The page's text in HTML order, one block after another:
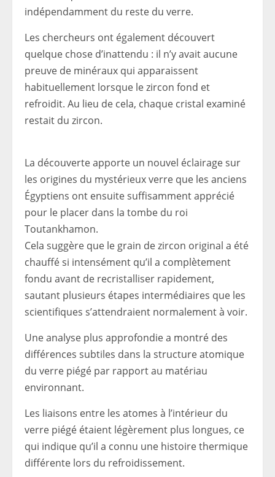
indépendamment du reste du verre.
Les chercheurs ont également découvert
quelque chose d’inattendu : il n’y avait aucune
preuve de minéraux qui apparaissent
habituellement lorsque le zircon fond et
refroidit. Au lieu de cela, chaque cristal examiné
restait du zircon.
La découverte apporte un nouvel éclairage sur
les origines du mystérieux verre que les anciens
Égyptiens ont ensuite suffisamment apprécié
pour le placer dans la tombe du roi
Toutankhamon.
Cela suggère que le grain de zircon original a été
chauffé si intensément qu’il a complètement
fondu avant de recristalliser rapidement,
sautant plusieurs étapes intermédiaires que les
scientifiques s’attendraient normalement à voir.
Une analyse plus approfondie a montré des
différences subtiles dans la structure atomique
du verre piégé par rapport au matériau
environnant.
Les liaisons entre les atomes à l’intérieur du
verre piégé étaient légèrement plus longues, ce
qui indique qu’il a connu une histoire thermique
différente lors du refroidissement.